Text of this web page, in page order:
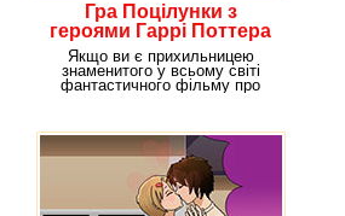
Гра Поцілунки з
героями Гаррі Поттера
Якщо ви є прихильницею
знаменитого у всьому світі
фантастичного фільму про